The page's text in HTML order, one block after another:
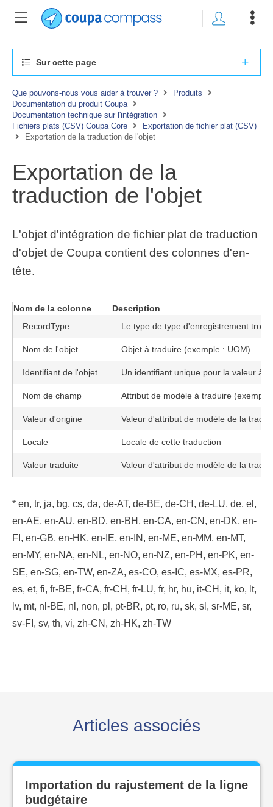
Sur cette page
Que pouvons-nous vous aider à trouver ?
Produits
Documentation du produit Coupa
Documentation technique sur l'intégration
Fichiers plats (CSV) Coupa Core
Exportation de fichier plat (CSV)
Exportation de la traduction de l'objet
Exportation de la
traduction de l'objet
L'objet d'intégration de fichier plat de traduction
d'objet de Coupa contient des colonnes d'en-
tête.
Nom de la colonne
Description
RecordType
Le type de type d'enregistrement
Nom de l'objet Objet à traduire (exemple : UOM)
Identifiant de l'objet Un identifiant unique pour la valeur à
Nom de champ Attribut de modèle à traduire (exemple
Valeur d'origine Valeur d'attribut de modèle de la
Locale Locale de cette traduction
Valeur traduite Valeur d'attribut de modèle de la
* en, tr, ja, bg, cs, da, de-AT, de-BE, de-CH, de-LU, de, el,
en-AE, en-AU, en-BD, en-BH, en-CA, en-CN, en-DK, en-
FI, en-GB, en-HK, en-IE, en-IN, en-ME, en-MM, en-MT,
en-MY, en-NA, en-NL, en-NO, en-NZ, en-PH, en-PK, en-
SE, en-SG, en-TW, en-ZA, es-CO, es-IC, es-MX, es-PR,
es, et, fi, fr-BE, fr-CA, fr-CH, fr-LU, fr, hr, hu, it-CH, it, ko, lt,
lv, mt, nl-BE, nl, non, pl, pt-BR, pt, ro, ru, sk, sl, sr-ME, sr,
sv-FI, sv, th, vi, zh-CN, zh-HK, zh-TW
Articles associés
Importation du rajustement de la ligne
budgétaire